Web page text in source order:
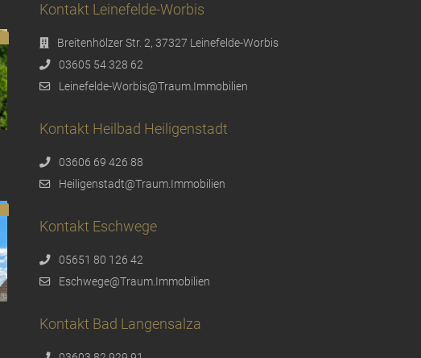
Kontakt Leinefelde-Worbis
Breitenhölzer Str. 2, 37327 Leinefelde-Worbis
03605 54 328 62
Leinefelde-Worbis@Traum.Immobilien
Kontakt Heilbad Heiligenstadt
03606 69 426 88
Heiligenstadt@Traum.Immobilien
Kontakt Eschwege
05651 80 126 42
Eschwege@Traum.Immobilien
Kontakt Bad Langensalza